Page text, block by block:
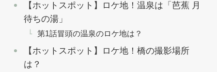
【ホットスポット】ロケ地！温泉は「芭蕉 月
待ちの湯」
第1話冒頭の温泉のロケ地は？
【ホットスポット】ロケ地！橋の撮影場所
は？